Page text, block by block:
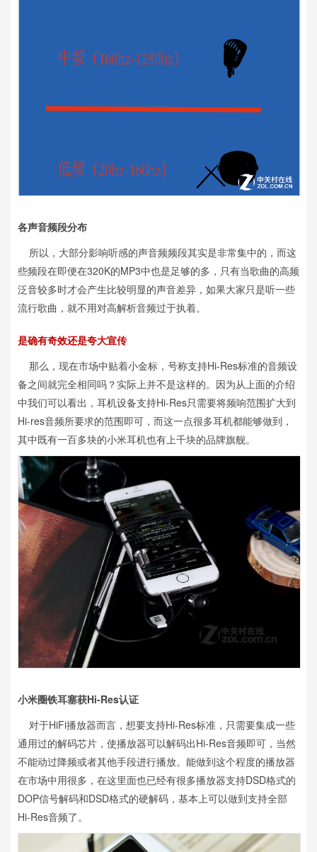
各声音频段分布
所以，大部分影响听感的声音频频段其实是非常集中的，而这
些频段在即便在320K的MP3中也是足够的多，只有当歌曲的高频
泛音较多时才会产生比较明显的声音差异，如果大家只是听一些
流行歌曲，就不用对高解析音频过于执着。
是确有奇效还是夸大宣传
那么，现在市场中贴着小金标，号称支持Hi-Res标准的音频设
备之间就完全相同吗？实际上并不是这样的。因为从上面的介绍
中我们可以看出，耳机设备支持Hi-Res只需要将频响范围扩大到
Hi-res音频所要求的范围即可，而这一点很多耳机都能够做到，
其中既有一百多块的小米耳机也有上千块的品牌旗舰。
小米圈铁耳塞获Hi-Res认证
对于HiFi播放器而言，想要支持Hi-Res标准，只需要集成一些
通用过的解码芯片，使播放器可以解码出Hi-Res音频即可，当然
不能动过降频或者其他手段进行播放。能做到这个程度的播放器
在市场中用很多，在这里面也已经有很多播放器支持DSD格式的
DOP信号解码和DSD格式的硬解码，基本上可以做到支持全部
Hi-Res音频了。